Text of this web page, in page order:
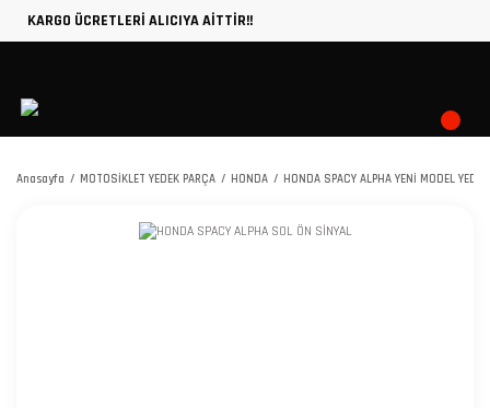
KARGO ÜCRETLERİ ALICIYA AİTTİR!!
Anasayfa MOTOSİKLET YEDEK PARÇA HONDA HONDA SPACY ALPHA YENİ MODEL